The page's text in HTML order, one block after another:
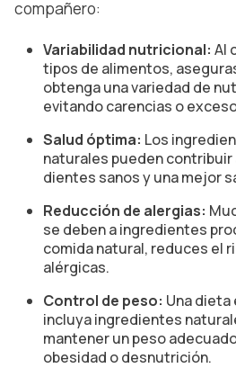
compañero:
Variabilidad nutricional: Al
tipos de alimentos,
obtenga una variedad de
evitando carencias o
Salud óptima: Los
naturales pueden contribuir
dientes sanos y una mejor
Reducción de alergias:
se deben a ingredientes
comida natural, reduces el
alérgicas.
Control de peso: Una dieta
incluya ingredientes
mantener un peso
obesidad o desnutrición.